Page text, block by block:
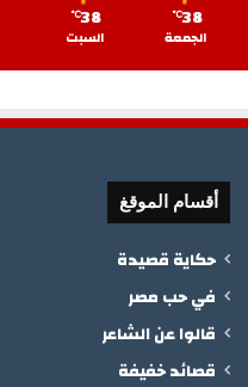
38
℃
الجمعة
38
℃
السبت
أقسام الموقغ
حكاية قصيدة
في حب مصر
قالوا عن الشاعر
قصائد خفيفة